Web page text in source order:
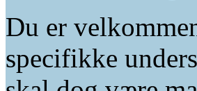
Du er
specifikke